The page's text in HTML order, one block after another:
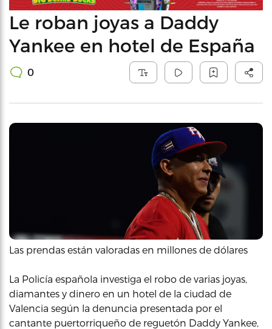
Le roban joyas a Daddy
Yankee en hotel de España
0
Las prendas están valoradas en millones de dólares
La Policía española investiga el robo de varias joyas,
diamantes y dinero en un hotel de la ciudad de
Valencia según la denuncia presentada por el
cantante puertorriqueño de reguetón Daddy Yankee,